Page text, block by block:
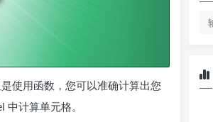
使用函数，您可以准确计算出您
计算单元格。